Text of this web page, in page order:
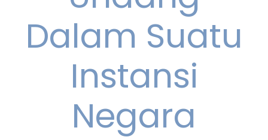
Dalam Suatu
Instansi
Negara